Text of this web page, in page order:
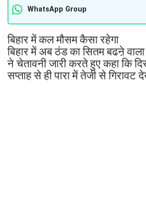
WhatsApp Group
बिहार में कल मौसम कैसा रहेगा
बिहार में अब ठंड का सितम बढऩे
ने चेतावनी जारी करते हुए कहा कि
सप्ताह से ही पारा में तेजी से गिरावट